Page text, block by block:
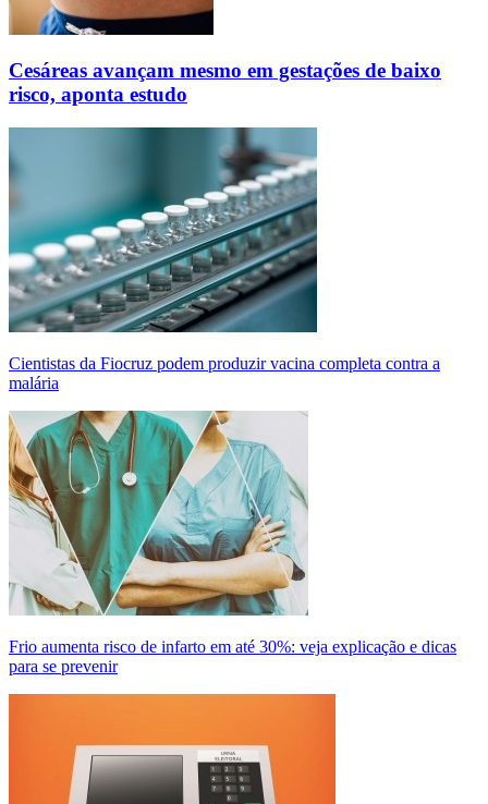
Cesáreas avançam mesmo em gestações de baixo
risco, aponta estudo
Cientistas da Fiocruz podem produzir vacina completa contra a
malária
Frio aumenta risco de infarto em até 30%: veja explicação e dicas
para se prevenir